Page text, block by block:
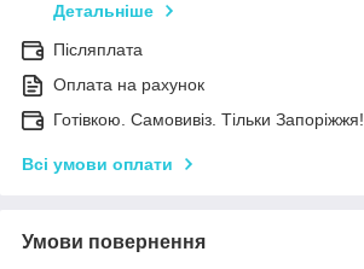
Детальніше
Післяплата
Оплата на рахунок
Готівкою. Самовивіз. Тільки Запоріжжя!
Всі умови оплати
Умови повернення